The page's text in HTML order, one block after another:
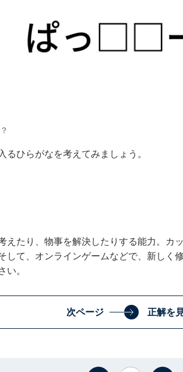
るひらがなを考えてみましょう。
えたり、物事を解決したりする能力。カ
して、オンラインゲームなどで、新しく
い。
次ページ 正解を